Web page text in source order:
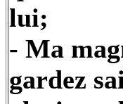
lui;
- Ma
gardez